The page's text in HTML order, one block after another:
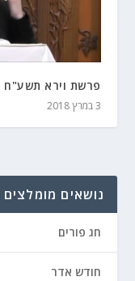
פרשת וירא תשע"ח
3 במרץ 2018
נושאים מומלצים
חג פורים
חודש אדר